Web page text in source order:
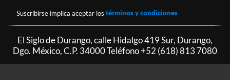
Suscribirse implica aceptar los términos y condiciones
El Siglo de Durango, calle Hidalgo 419 Sur, Durango,
Dgo. México, C.P. 34000 Teléfono+52 (618) 813 7080